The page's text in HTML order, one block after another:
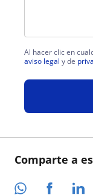
Comparte a
Al hacer clic en
aviso legal y de